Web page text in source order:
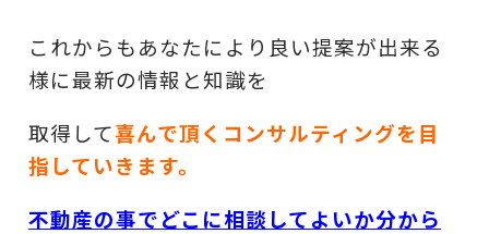
これからもあなたにより良い提案が出来る
様に最新の情報と知識を
取得して喜んで頂くコンサルティングを目
指していきます。
不動産の事でどこに相談してよいか分から